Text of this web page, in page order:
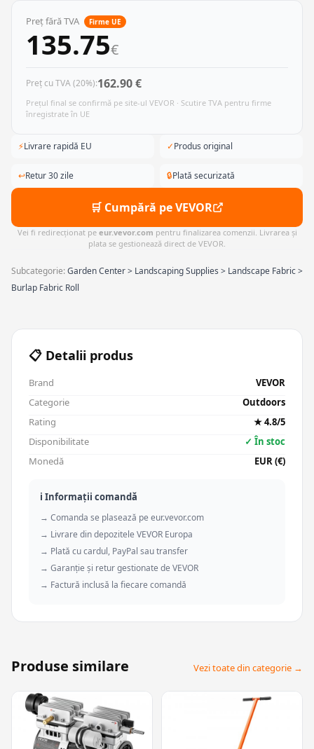
Preț fără TVA Firme UE
135.75€
Preț cu TVA (20%):162.90 €
Prețul final se confirmă pe site-ul VEVOR · Scutire TVA pentru firme
înregistrate în UE
⚡Livrare rapidă EU ✓Produs original
↩Retur 30 zile 🔒Plată securizată
🛒 Cumpără pe VEVOR
Vei fi redirecționat pe eur.vevor.com pentru finalizarea comenzii. Livrarea și
plata se gestionează direct de VEVOR.
Subcategorie:Garden Center > Landscaping Supplies > Landscape Fabric >
Burlap Fabric Roll
📋 Detalii produs
Brand
VEVOR
Categorie
Outdoors
Rating
★ 4.8/5
Disponibilitate
✓ În stoc
Monedă
EUR (€)
ℹ️ Informații comandă
→ Comanda se plasează pe eur.vevor.com
→ Livrare din depozitele VEVOR Europa
→ Plată cu cardul, PayPal sau transfer
→ Garanție și retur gestionate de VEVOR
→ Factură inclusă la fiecare comandă
Produse similare Vezi toate din categorie →